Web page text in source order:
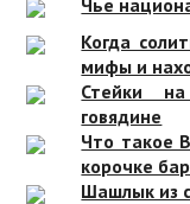
Когда
мифы и
Стейки
говядине
Что такое
корочке
Шашлык из